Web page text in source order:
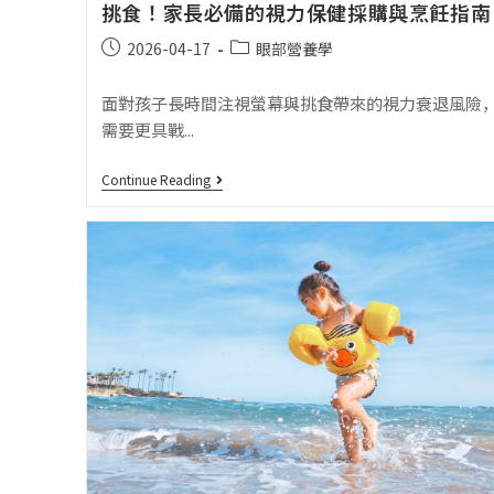
挑食！家長必備的視力保健採購與烹飪指南
2026-04-17 眼部營養學
面對孩子長時間注視螢幕與挑食帶來的視力衰退風險
需要更具戰...
Continue Reading